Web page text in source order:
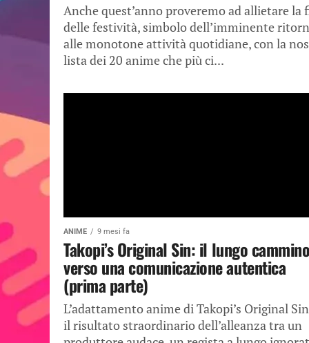
Anche quest’anno proveremo ad allietare la
delle festività, simbolo dell’imminente
alle monotone attività quotidiane, con la
lista dei 20 anime che più ci...
ANIME 9 mesi fa
Takopi’s Original Sin: il lungo cammino
verso una comunicazione autentica
(prima parte)
L’adattamento anime di Takopi’s Original
il risultato straordinario dell’alleanza tra un